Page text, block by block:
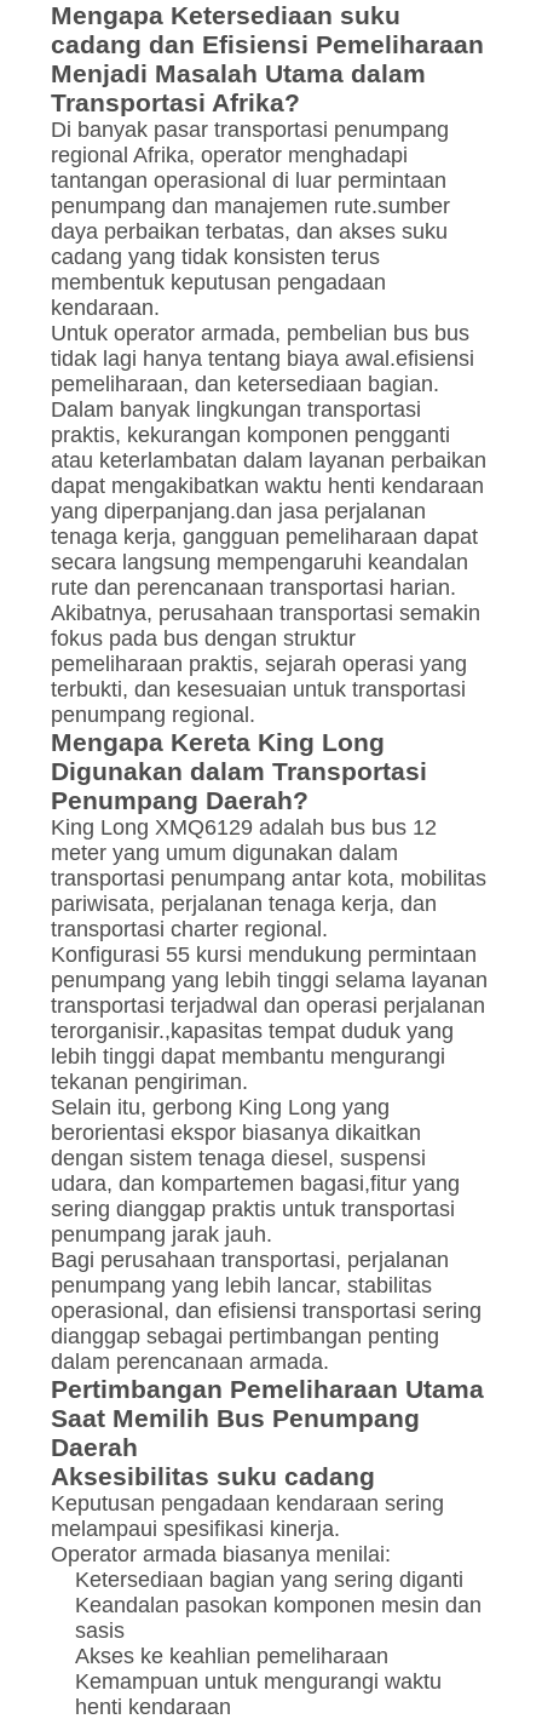
Mengapa Ketersediaan suku
cadang dan Efisiensi Pemeliharaan
Menjadi Masalah Utama dalam
Transportasi Afrika?
Di banyak pasar transportasi penumpang
regional Afrika, operator menghadapi
tantangan operasional di luar permintaan
penumpang dan manajemen rute.sumber
daya perbaikan terbatas, dan akses suku
cadang yang tidak konsisten terus
membentuk keputusan pengadaan
kendaraan.
Untuk operator armada, pembelian bus bus
tidak lagi hanya tentang biaya awal.efisiensi
pemeliharaan, dan ketersediaan bagian.
Dalam banyak lingkungan transportasi
praktis, kekurangan komponen pengganti
atau keterlambatan dalam layanan perbaikan
dapat mengakibatkan waktu henti kendaraan
yang diperpanjang.dan jasa perjalanan
tenaga kerja, gangguan pemeliharaan dapat
secara langsung mempengaruhi keandalan
rute dan perencanaan transportasi harian.
Akibatnya, perusahaan transportasi semakin
fokus pada bus dengan struktur
pemeliharaan praktis, sejarah operasi yang
terbukti, dan kesesuaian untuk transportasi
penumpang regional.
Mengapa Kereta King Long
Digunakan dalam Transportasi
Penumpang Daerah?
King Long XMQ6129 adalah bus bus 12
meter yang umum digunakan dalam
transportasi penumpang antar kota, mobilitas
pariwisata, perjalanan tenaga kerja, dan
transportasi charter regional.
Konfigurasi 55 kursi mendukung permintaan
penumpang yang lebih tinggi selama layanan
transportasi terjadwal dan operasi perjalanan
terorganisir.,kapasitas tempat duduk yang
lebih tinggi dapat membantu mengurangi
tekanan pengiriman.
Selain itu, gerbong King Long yang
berorientasi ekspor biasanya dikaitkan
dengan sistem tenaga diesel, suspensi
udara, dan kompartemen bagasi,fitur yang
sering dianggap praktis untuk transportasi
penumpang jarak jauh.
Bagi perusahaan transportasi, perjalanan
penumpang yang lebih lancar, stabilitas
operasional, dan efisiensi transportasi sering
dianggap sebagai pertimbangan penting
dalam perencanaan armada.
Pertimbangan Pemeliharaan Utama
Saat Memilih Bus Penumpang
Daerah
Aksesibilitas suku cadang
Keputusan pengadaan kendaraan sering
melampaui spesifikasi kinerja.
Operator armada biasanya menilai:
Ketersediaan bagian yang sering diganti
Keandalan pasokan komponen mesin dan
sasis
Akses ke keahlian pemeliharaan
Kemampuan untuk mengurangi waktu
henti kendaraan